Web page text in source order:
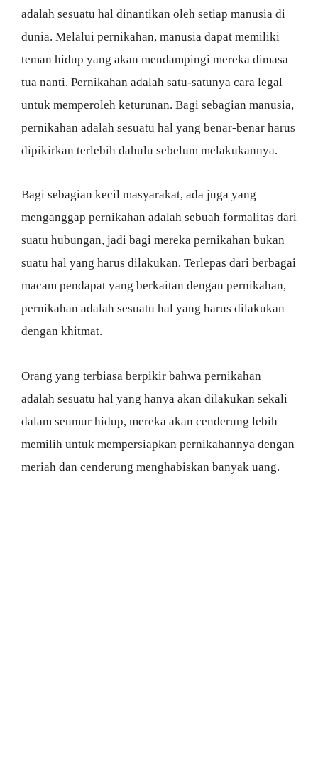
adalah sesuatu hal dinantikan oleh setiap manusia di
dunia. Melalui pernikahan, manusia dapat memiliki
teman hidup yang akan mendampingi mereka dimasa
tua nanti. Pernikahan adalah satu-satunya cara legal
untuk memperoleh keturunan. Bagi sebagian manusia,
pernikahan adalah sesuatu hal yang benar-benar harus
dipikirkan terlebih dahulu sebelum melakukannya.
Bagi sebagian kecil masyarakat, ada juga yang
menganggap pernikahan adalah sebuah formalitas dari
suatu hubungan, jadi bagi mereka pernikahan bukan
suatu hal yang harus dilakukan. Terlepas dari berbagai
macam pendapat yang berkaitan dengan pernikahan,
pernikahan adalah sesuatu hal yang harus dilakukan
dengan khitmat.
Orang yang terbiasa berpikir bahwa pernikahan
adalah sesuatu hal yang hanya akan dilakukan sekali
dalam seumur hidup, mereka akan cenderung lebih
memilih untuk mempersiapkan pernikahannya dengan
meriah dan cenderung menghabiskan banyak uang.